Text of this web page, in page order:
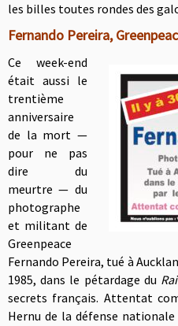
les billes toutes rondes des
Fernando Pereira,
Ce week-end
était aussi le
trentième
anniversaire
de la mort —
pour ne pas
dire du
meurtre — du
photographe
et militant de
Greenpeace
Fernando Pereira, tué à
1985, dans le pétardage du
secrets français. Attentat
Hernu de la défense